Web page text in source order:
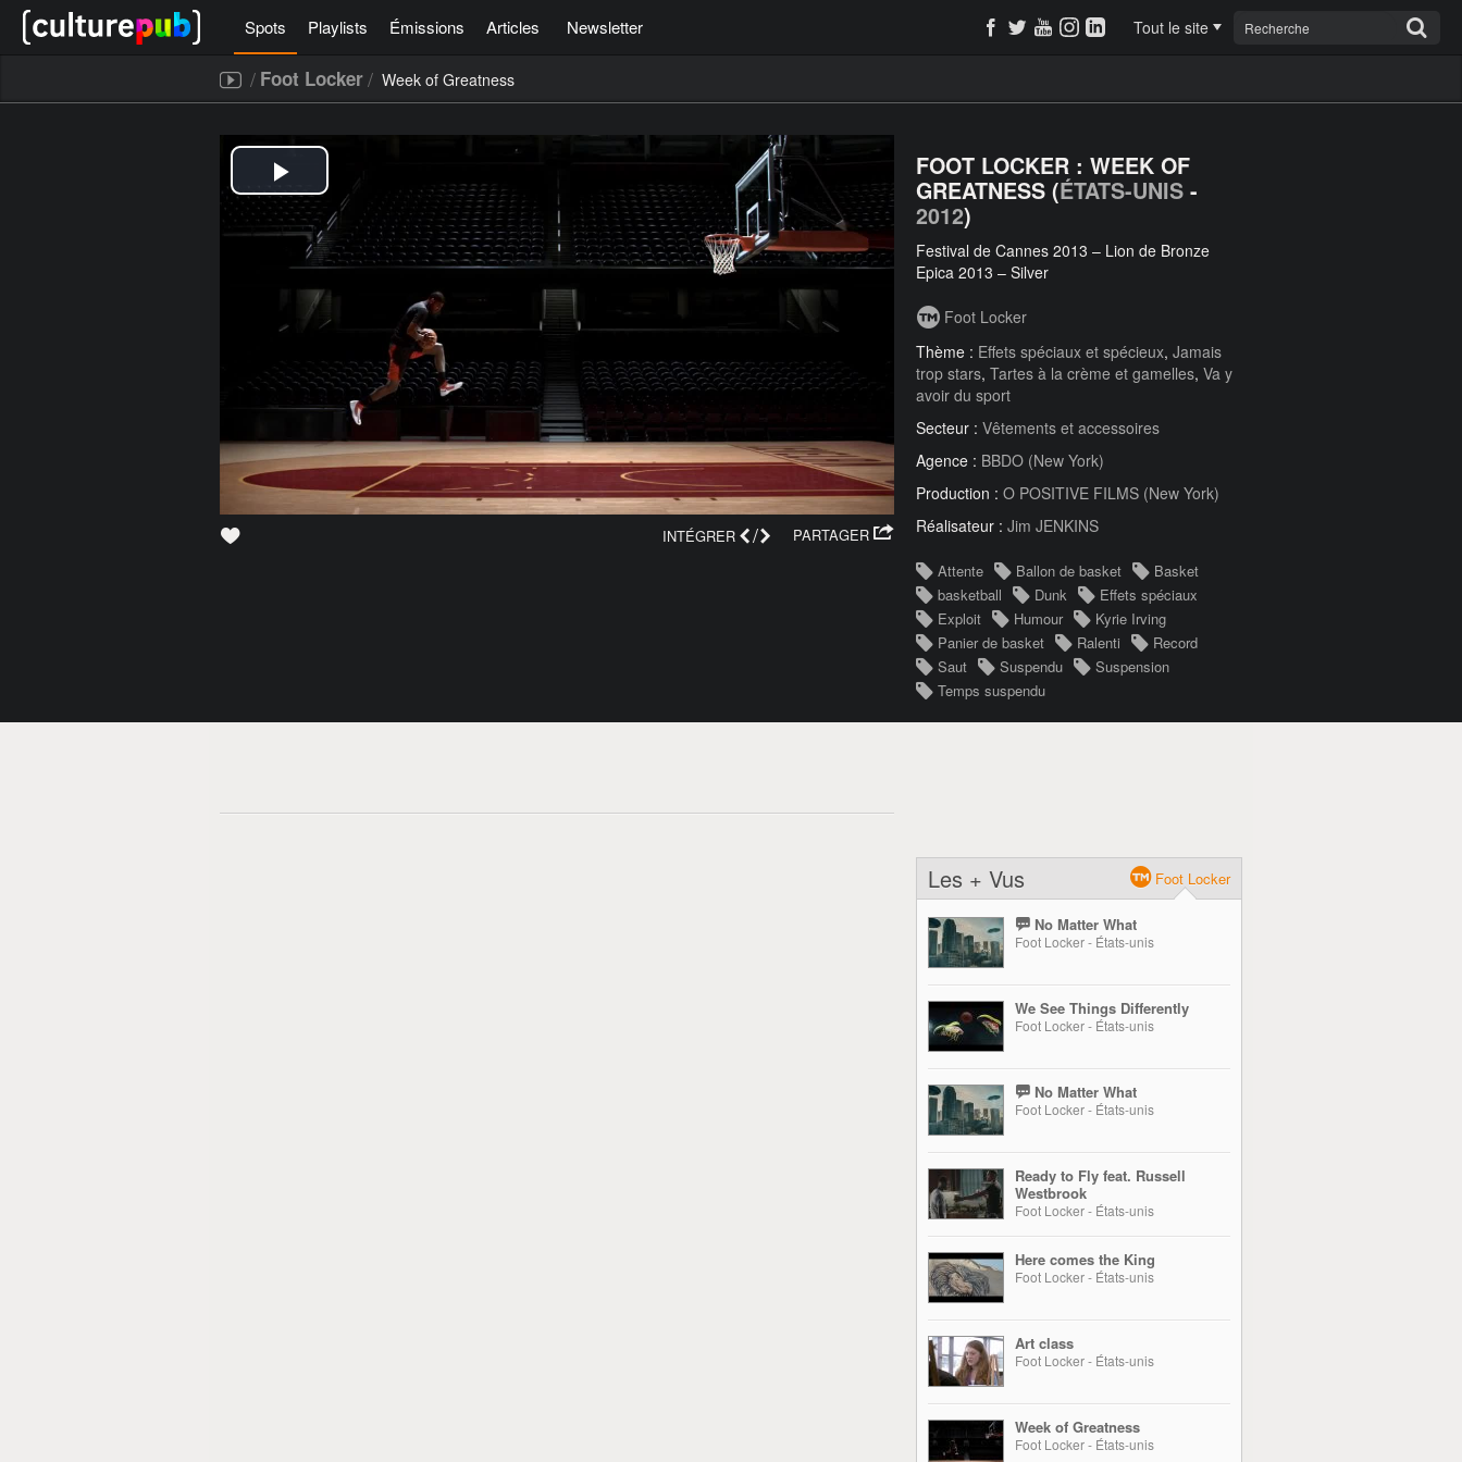
Spots Playlists Émissions Articles Newsletter Tout le site
/ Foot Locker/ Week of Greatness
PARTAGER
INTÉGRER /
FOOT LOCKER : WEEK OF
GREATNESS (ÉTATS-UNIS -
2012)
Festival de Cannes 2013 – Lion de Bronze
Epica 2013 – Silver
Foot Locker
Thème : Effets spéciaux et spécieux, Jamais
trop stars, Tartes à la crème et gamelles, Va y
avoir du sport
Secteur : Vêtements et accessoires
Agence : BBDO (New York)
Production : O POSITIVE FILMS (New York)
Réalisateur : Jim JENKINS
Attente Ballon de basket
Basket
basketball
Dunk
Effets spéciaux
Exploit
Humour
Kyrie Irving
Panier de basket
Ralenti
Record
Saut
Suspendu
Suspension
Temps suspendu
Les + Vus Foot Locker
No Matter What
Foot Locker - États-unis
We See Things Differently
Foot Locker - États-unis
No Matter What
Foot Locker - États-unis
Ready to Fly feat. Russell
Westbrook
Foot Locker - États-unis
Here comes the King
Foot Locker - États-unis
Art class
Foot Locker - États-unis
Week of Greatness
Foot Locker - États-unis